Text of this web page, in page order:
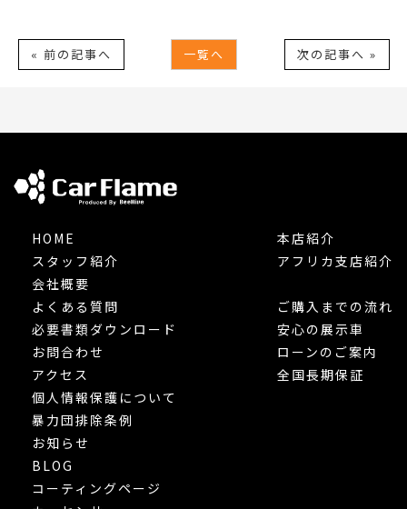
« 前の記事へ 一覧へ 次の記事へ »
HOME
スタッフ紹介
会社概要
本店紹介
アフリカ支店紹介
よくある質問
必要書類ダウンロード
お問合わせ
アクセス
個人情報保護について
暴力団排除条例
お知らせ
BLOG
ご購入までの流れ
安心の展示車
ローンのご案内
全国長期保証
コーティングページ